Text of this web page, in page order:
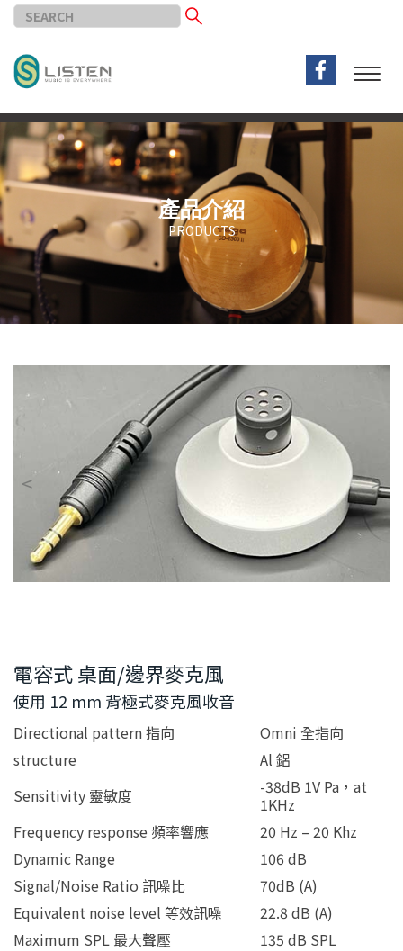
產品介紹
PRODUCTS
電容式 桌面/邊界麥克風
使用 12 mm 背極式麥克風收音
Directional pattern 指向
Omni 全指向
structure
Al 鋁
Sensitivity 靈敏度
-38dB 1V Pa，at
1KHz
Frequency response 頻率響應
20 Hz – 20 Khz
Dynamic Range
106 dB
Signal/Noise Ratio 訊噪比
70dB (A)
Equivalent noise level 等效訊噪
22.8 dB (A)
Maximum SPL 最大聲壓
135 dB SPL